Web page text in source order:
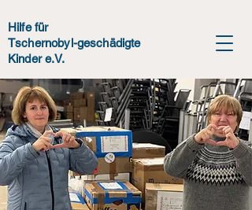
Hilfe für
Tschernobyl-geschädigte
Kinder e.V.